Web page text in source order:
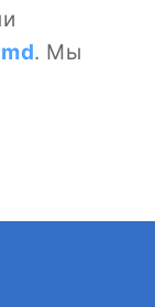
. Мы